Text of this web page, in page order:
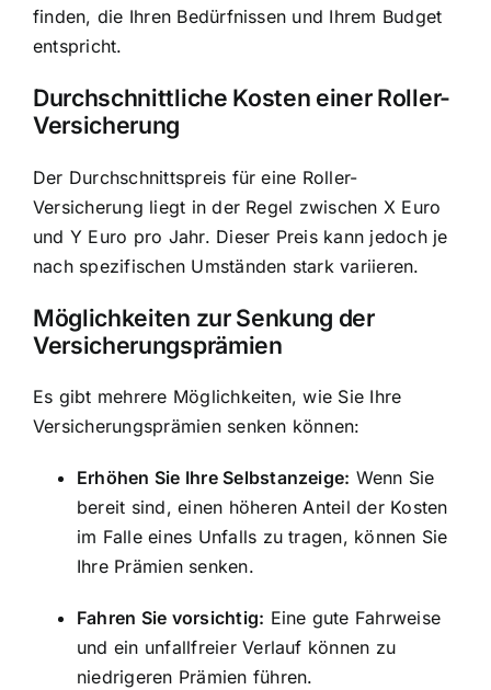
finden, die Ihren Bedürfnissen und Ihrem Budget
entspricht.
Durchschnittliche Kosten einer Roller-
Versicherung
Der Durchschnittspreis für eine Roller-
Versicherung liegt in der Regel zwischen X Euro
und Y Euro pro Jahr. Dieser Preis kann jedoch je
nach spezifischen Umständen stark variieren.
Möglichkeiten zur Senkung der
Versicherungsprämien
Es gibt mehrere Möglichkeiten, wie Sie Ihre
Versicherungsprämien senken können:
Erhöhen Sie Ihre Selbstanzeige: Wenn Sie
bereit sind, einen höheren Anteil der Kosten
im Falle eines Unfalls zu tragen, können Sie
Ihre Prämien senken.
Fahren Sie vorsichtig: Eine gute Fahrweise
und ein unfallfreier Verlauf können zu
niedrigeren Prämien führen.